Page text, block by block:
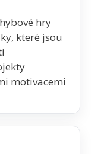
hry
které jsou
motivacemi